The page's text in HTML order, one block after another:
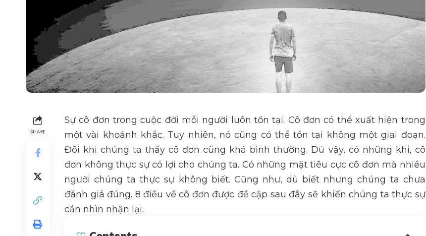
SHARE
Sự cô đơn trong cuộc đời mỗi người luôn tồn tại. Cô đơn có thể xuất hiện trong
một vài khoảnh khắc. Tuy nhiên, nó cũng có thể tồn tại không một giai đoạn.
Đôi khi chúng ta thấy cô đơn cũng khá bình thường. Dù vậy, có những khi, cô
đơn không thực sự có lợi cho chúng ta. Có những mặt tiêu cực cô đơn mà nhiều
người chúng ta thực sự không biết. Cũng như, dù biết nhưng chúng ta chưa
đánh giá đúng. 8 điều về cô đơn được đề cập sau đây sẽ khiến chúng ta thực sự
cần nhìn nhận lại.